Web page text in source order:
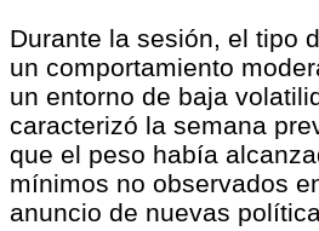
Durante la sesión, el tipo
un comportamiento
un entorno de baja
caracterizó la semana
que el peso había
mínimos no observados
anuncio de nuevas